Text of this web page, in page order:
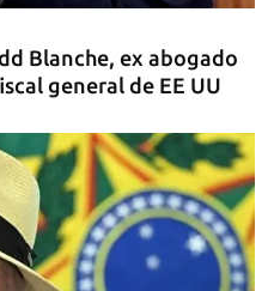
Blanche, ex abogado
general de EE UU